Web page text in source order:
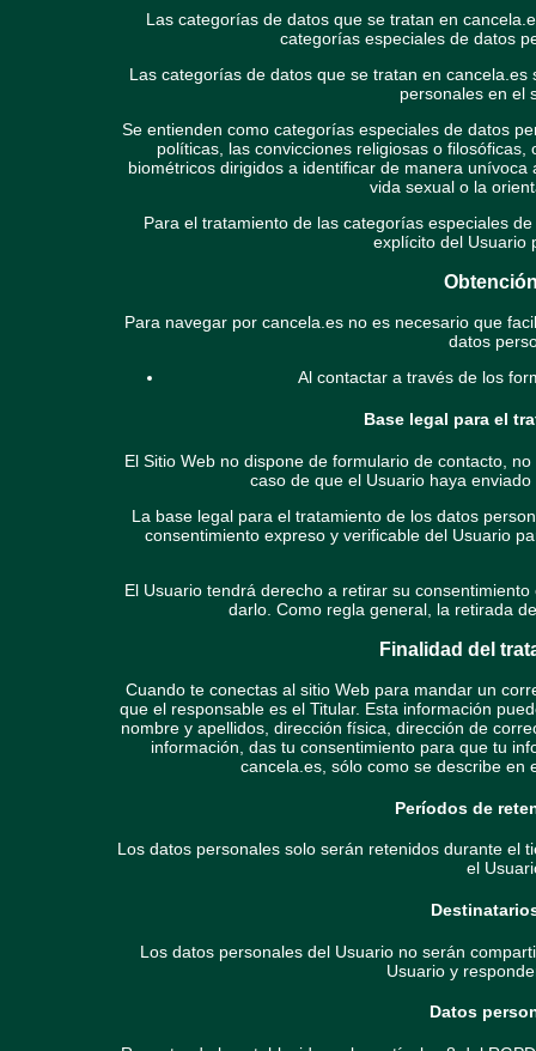
Las categorías de datos que se tratan en
categorías especiales de datos
Las categorías de datos que se tratan en
personales en el
Se entienden como categorías especiales de datos
políticas, las convicciones religiosas o
biométricos dirigidos a identificar de manera
vida sexual o la
Para el tratamiento de las categorías especiales
explícito del Usuario
Para navegar por cancela.es no es necesario que
datos
Al contactar a través de los
Base legal para el
El Sitio Web no dispone de formulario de contacto,
caso de que el Usuario haya
La base legal para el tratamiento de los datos
consentimiento expreso y verificable del Usuario
El Usuario tendrá derecho a retirar su
darlo. Como regla general, la retirada
Finalidad del
Cuando te conectas al sitio Web para mandar un
que el responsable es el Titular. Esta información
nombre y apellidos, dirección física, dirección de
información, das tu consentimiento para que tu
cancela.es, sólo como se describe en
Períodos de
Los datos personales solo serán retenidos durante el
el
Los datos personales del Usuario no serán
Usuario y
Datos